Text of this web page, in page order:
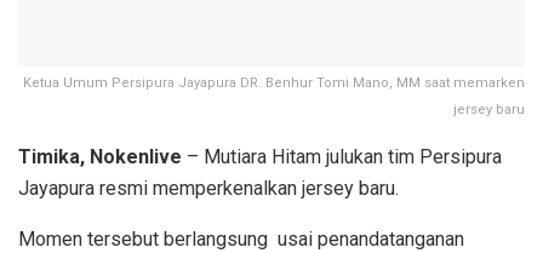
Ketua Umum Persipura Jayapura DR. Benhur Tomi Mano, MM saat memarken
jersey baru
Timika, Nokenlive – Mutiara Hitam julukan tim Persipura
Jayapura resmi memperkenalkan jersey baru.
Momen tersebut berlangsung usai penandatanganan